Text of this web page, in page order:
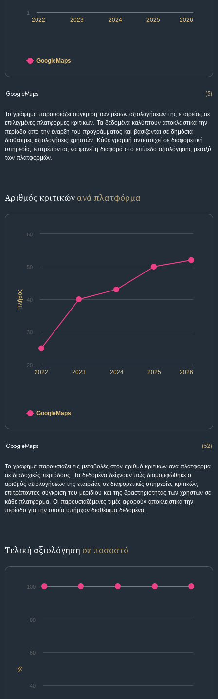
2022 2024 2026
2023 2025
1
GoogleMaps
GoogleMaps (5)
Το γράφημα παρουσιάζει σύγκριση των μέσων αξιολογήσεων της εταιρείας σε
επιλεγμένες πλατφόρμες κριτικών. Τα δεδομένα καλύπτουν αποκλειστικά την
περίοδο από την έναρξη του προγράμματος και βασίζονται σε δημόσια
διαθέσιμες αξιολογήσεις χρηστών. Κάθε γραμμή αντιστοιχεί σε διαφορετική
υπηρεσία, επιτρέποντας να φανεί η διαφορά στο επίπεδο αξιολόγησης μεταξύ
των πλατφορμών.
Αριθμός κριτικών ανά πλατφόρμα
Πλήθος
2022 2024 2026
2023 2025
20
30
40
50
60
GoogleMaps
GoogleMaps (52)
Το γράφημα παρουσιάζει τις μεταβολές στον αριθμό κριτικών ανά πλατφόρμα
σε διαδοχικές περιόδους. Τα δεδομένα δείχνουν πώς διαμορφώθηκε ο
αριθμός αξιολογήσεων της εταιρείας σε διαφορετικές υπηρεσίες κριτικών,
επιτρέποντας σύγκριση του μεριδίου και της δραστηριότητας των χρηστών σε
κάθε πλατφόρμα. Οι παρουσιαζόμενες τιμές αφορούν αποκλειστικά την
περίοδο για την οποία υπήρχαν διαθέσιμα δεδομένα.
Τελική αξιολόγηση σε ποσοστό
%
40
60
80
100